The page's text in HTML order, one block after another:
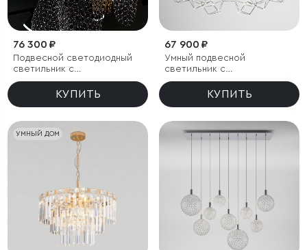
76 300 ₽
Подвесной светодиодный
светильник с
металлическими
плафонамиКУПИТЬ
67 900 ₽
Умный подвесной
светильник с
регулировкой яркости
КУПИТЬ
УМНЫЙ ДОМ